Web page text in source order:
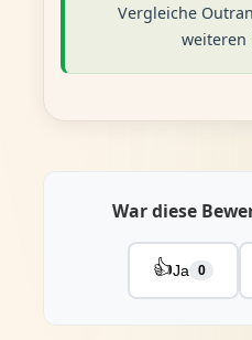
Vergleiche
weiteren
War diese
👍Ja 0